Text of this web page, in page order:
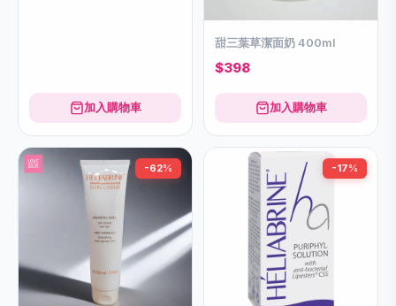
加入購物車
甜三葉草潔面奶 400ml
$398
加入購物車
-62% -17%